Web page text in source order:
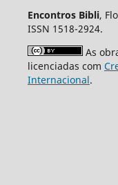
Encontros Bibli,
ISSN 1518-2924.
As
licenciadas com
Internacional.